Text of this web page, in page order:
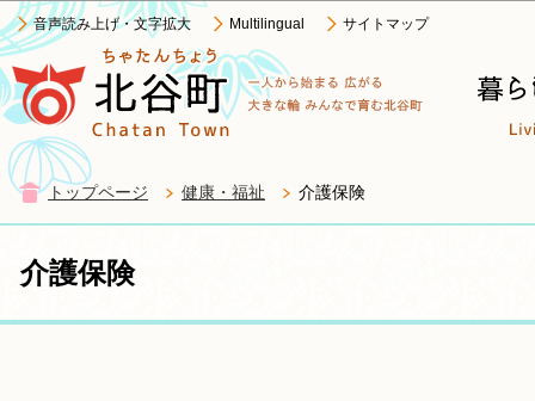
音声読み上げ・文字拡大 Multilingual サイトマップ
トップページ 健康・福祉 介護保険
介護保険